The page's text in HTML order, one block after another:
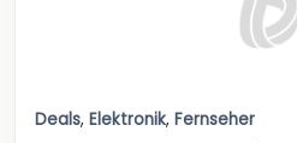
Deals, Elektronik, Fernseher